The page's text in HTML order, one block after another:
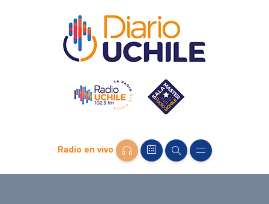
Radio en vivo